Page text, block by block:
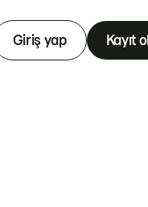
Giriş yap Kayıt ol